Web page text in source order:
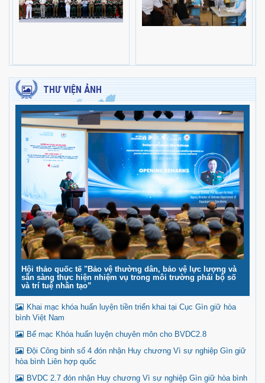
THƯ VIỆN ẢNH
Hội thảo quốc tế "Bảo vệ thường dân, bảo vệ lực lượng và
sẵn sàng thực hiện nhiệm vụ trong môi trường phái bộ số
và trí tuệ nhân tạo”
Khai mạc khóa huấn luyện tiền triển khai tại Cục Gìn giữ hòa
bình Việt Nam
Bế mạc Khóa huấn luyện chuyên môn cho BVDC2.8
Đội Công binh số 4 đón nhận Huy chương Vì sự nghiệp Gìn giữ
hòa bình Liên hợp quốc
BVDC 2.7 đón nhận Huy chương Vì sự nghiệp Gìn giữ hòa bình